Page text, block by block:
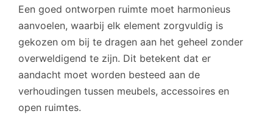
Een goed ontworpen ruimte moet harmonieus
aanvoelen, waarbij elk element zorgvuldig is
gekozen om bij te dragen aan het geheel zonder
overweldigend te zijn. Dit betekent dat er
aandacht moet worden besteed aan de
verhoudingen tussen meubels, accessoires en
open ruimtes.